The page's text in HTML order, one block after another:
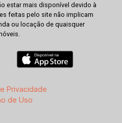
estar mais disponível devido à
feitas pelo site não implicam
ou locação de quaisquer
Privacidade
de Uso